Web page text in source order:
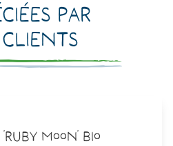
par
clients
Moon' Bio